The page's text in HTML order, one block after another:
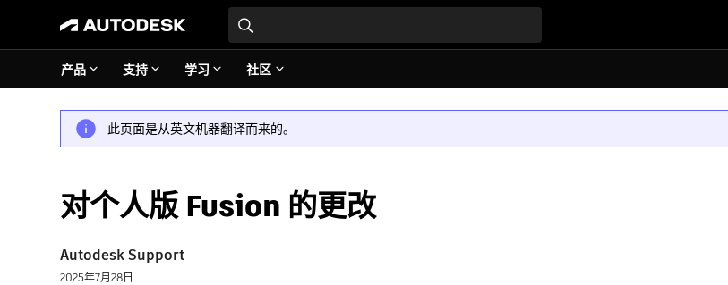
产品 支持 学习 社区
此页面是从英文机器翻译而来的。
对个人版 Fusion 的更改
Autodesk Support
2025年7月28日